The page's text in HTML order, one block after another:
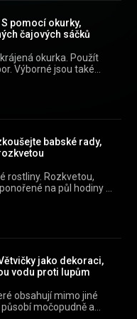
nebo na
show/3caf0f88-3b94-
pomocí okurky,
čajových sáčků
okurka. Použít
Výborné jsou také
nebo na
show/3caf0f88-3b94-
babské rady,
rostliny. Rozkvetou,
na půl hodiny v
pohodlně
nebo na
show/3caf0f88-3b94-
jako dekoraci,
vodu proti lupům
obsahují mimo jiné
močopudně a